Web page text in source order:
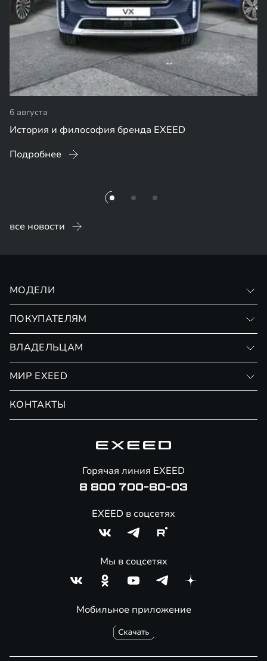
6 августа
История и философия бренда EXEED
Подробнее
все новости
МОДЕЛИ
ПОКУПАТЕЛЯМ
Страхование
ВЛАДЕЛЬЦАМ
Сервис
Помощь на дорогах
МИР EXEED
КОНТАКТЫ
Мобильное приложение
Горячая линия EXEED
8 800 700-80-03
EXEED в соцсетях
Мы в соцсетях